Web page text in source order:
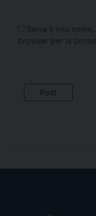
Salva il mio
browser per la